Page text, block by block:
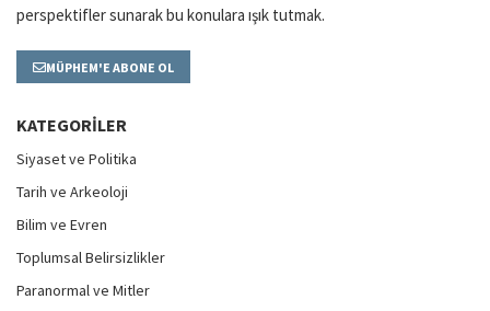
perspektifler sunarak bu konulara ışık tutmak.
MÜPHEM'E ABONE OL
KATEGORILER
Siyaset ve Politika
Tarih ve Arkeoloji
Bilim ve Evren
Toplumsal Belirsizlikler
Paranormal ve Mitler